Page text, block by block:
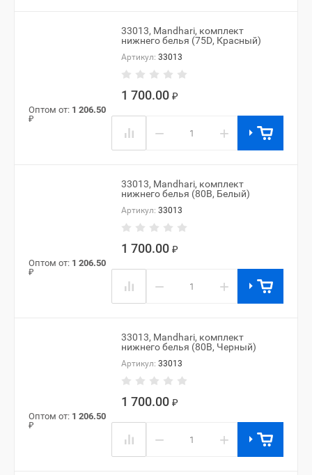
33013, Mandhari, комплект
нижнего белья (75D, Красный)
Артикул: 33013
1 700.00 ₽
Оптом от: 1 206.50
₽
− +
33013, Mandhari, комплект
нижнего белья (80B, Белый)
Артикул: 33013
1 700.00 ₽
Оптом от: 1 206.50
₽
− +
33013, Mandhari, комплект
нижнего белья (80B, Черный)
Артикул: 33013
1 700.00 ₽
Оптом от: 1 206.50
₽
− +